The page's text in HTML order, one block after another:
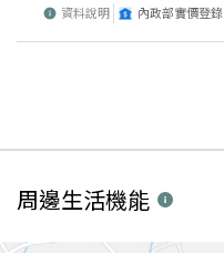
資料說明 內政部實價登錄
周邊生活機能